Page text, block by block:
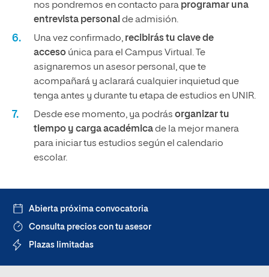
nos pondremos en contacto para programar una
entrevista personal de admisión.
Una vez confirmado, recibirás tu clave de
acceso única para el Campus Virtual. Te
asignaremos un asesor personal, que te
acompañará y aclarará cualquier inquietud que
tenga antes y durante tu etapa de estudios en UNIR.
Desde ese momento, ya podrás organizar tu
tiempo y carga académicade la mejor manera
para iniciar tus estudios según el calendario
escolar.
Abierta próxima convocatoria
Consulta precios con tu asesor
Plazas limitadas